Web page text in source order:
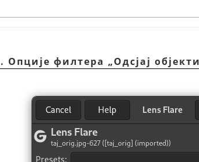
Опције филтера „Одсјај